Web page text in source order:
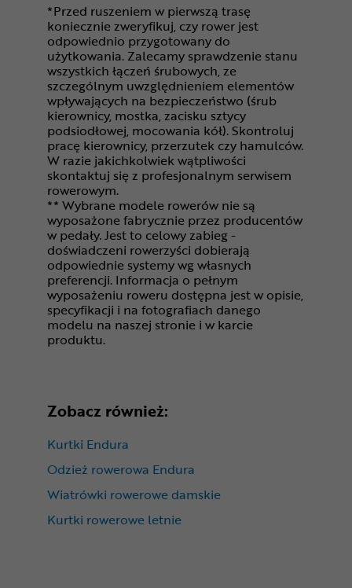
*Przed ruszeniem w pierwszą trasę
koniecznie zweryfikuj, czy rower jest
odpowiednio przygotowany do
użytkowania. Zalecamy sprawdzenie stanu
wszystkich łączeń śrubowych, ze
szczególnym uwzględnieniem elementów
wpływających na bezpieczeństwo (śrub
kierownicy, mostka, zacisku sztycy
podsiodłowej, mocowania kół). Skontroluj
pracę kierownicy, przerzutek czy hamulców.
W razie jakichkolwiek wątpliwości
skontaktuj się z profesjonalnym serwisem
rowerowym.
** Wybrane modele rowerów nie są
wyposażone fabrycznie przez producentów
w pedały. Jest to celowy zabieg -
doświadczeni rowerzyści dobierają
odpowiednie systemy wg własnych
preferencji. Informacja o pełnym
wyposażeniu roweru dostępna jest w opisie,
specyfikacji i na fotografiach danego
modelu na naszej stronie i w karcie
produktu.
Zobacz również:
Kurtki Endura
Odzież rowerowa Endura
Wiatrówki rowerowe damskie
Kurtki rowerowe letnie